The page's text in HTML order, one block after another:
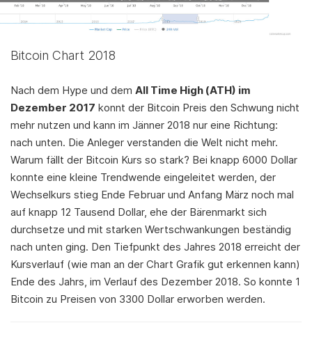
Bitcoin Chart 2018
Nach dem Hype und dem All Time High (ATH) im
Dezember 2017 konnt der Bitcoin Preis den Schwung nicht
mehr nutzen und kann im Jänner 2018 nur eine Richtung:
nach unten. Die Anleger verstanden die Welt nicht mehr.
Warum fällt der Bitcoin Kurs so stark? Bei knapp 6000 Dollar
konnte eine kleine Trendwende eingeleitet werden, der
Wechselkurs stieg Ende Februar und Anfang März noch mal
auf knapp 12 Tausend Dollar, ehe der Bärenmarkt sich
durchsetze und mit starken Wertschwankungen beständig
nach unten ging. Den Tiefpunkt des Jahres 2018 erreicht der
Kursverlauf (wie man an der Chart Grafik gut erkennen kann)
Ende des Jahrs, im Verlauf des Dezember 2018. So konnte 1
Bitcoin zu Preisen von 3300 Dollar erworben werden.